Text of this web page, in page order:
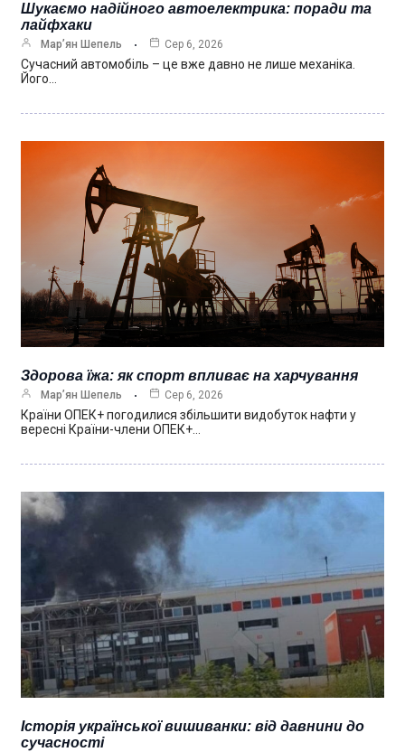
Шукаємо надійного автоелектрика: поради та
лайфхаки
Мар’ян Шепель Сер 6, 2026
Сучасний автомобіль – це вже давно не лише механіка.
Його…
Здорова їжа: як спорт впливає на харчування
Мар’ян Шепель Сер 6, 2026
Країни ОПЕК+ погодилися збільшити видобуток нафти у
вересні Країни-члени ОПЕК+…
Історія української вишиванки: від давнини до
сучасності